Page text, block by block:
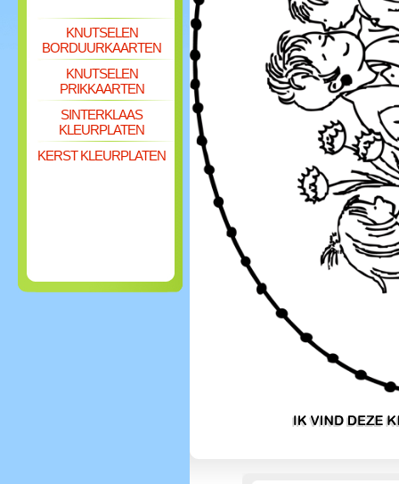
KNUTSELEN
BORDUURKAARTEN
KNUTSELEN
PRIKKAARTEN
SINTERKLAAS
KLEURPLATEN
KERST KLEURPLATEN